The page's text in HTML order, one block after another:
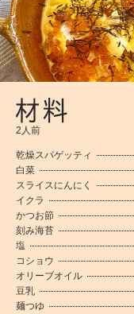
2人前
乾燥スパゲッティ
白菜
スライスにんにく
イクラ
かつお節
刻み海苔
塩
コショウ
オリーブオイル
豆乳
麺つゆ